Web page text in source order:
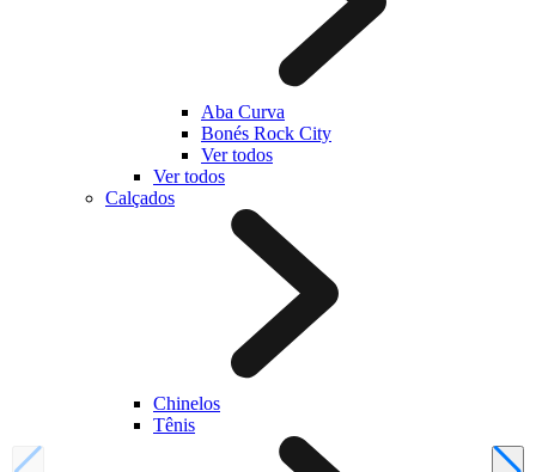
Aba Curva
Bonés Rock City
Ver todos
Ver todos
Calçados
Chinelos
Tênis